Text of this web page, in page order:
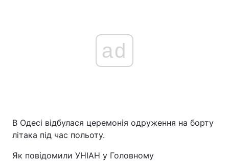
ad
В Одесі відбулася церемонія одруження на борту
літака під час польоту.
Як повідомили УНІАН у Головному